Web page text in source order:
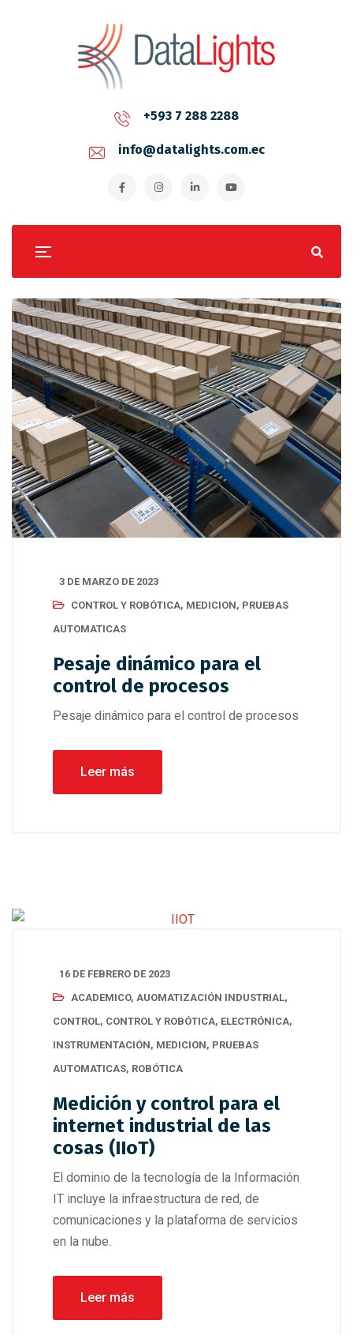
+593 7 288 2288
info@datalights.com.ec
3 DE MARZO DE 2023
CONTROL Y ROBÓTICA, MEDICION, PRUEBAS
AUTOMATICAS
Pesaje dinámico para el
control de procesos
Pesaje dinámico para el control de procesos
Leer más
16 DE FEBRERO DE 2023
ACADEMICO, AUOMATIZACIÓN INDUSTRIAL,
CONTROL, CONTROL Y ROBÓTICA, ELECTRÓNICA,
INSTRUMENTACIÓN, MEDICION, PRUEBAS
AUTOMATICAS, ROBÓTICA
Medición y control para el
internet industrial de las
cosas (IIoT)
El dominio de la tecnología de la Información
IT incluye la infraestructura de red, de
comunicaciones y la plataforma de servicios
en la nube.
Leer más